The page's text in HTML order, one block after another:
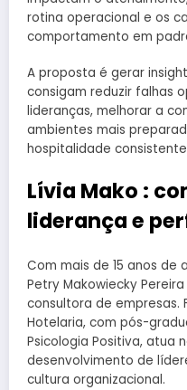
rotina operacional e os
comportamento em
A proposta é gerar
consigam reduzir falhas
lideranças, melhorar a
ambientes mais
hospitalidade
Lívia Mako :
liderança e
Com mais de 15 anos de
Petry Makowiecky
consultora de empresas.
Hotelaria, com pós-
Psicologia Positiva, atua
desenvolvimento de
cultura organizacional.